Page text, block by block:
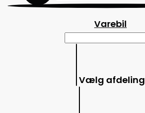
Varebil
Vælg afdeling